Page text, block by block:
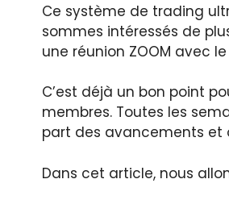
Ce système de trading
sommes intéressés de
une réunion ZOOM avec
C’est déjà un bon point
membres. Toutes les
part des avancements et
Dans cet article, nous